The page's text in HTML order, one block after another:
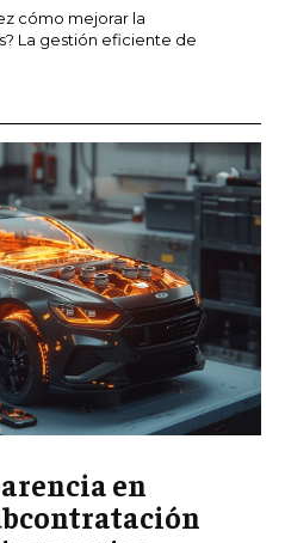
cómo mejorar la
La gestión eficiente de
en